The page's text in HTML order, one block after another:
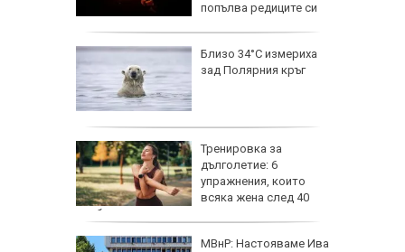
попълва редиците си
Близо 34°C измериха
зад Полярния кръг
Тренировка за
дълголетие: 6
упражнения, които
всяка жена след 40
трябва да прави
МВнР: Настояваме Ива